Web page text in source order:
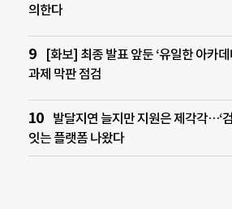
의한다
[화보] 최종 발표 앞둔 ‘유일한 아카
과제 막판 점검
발달지연 늘지만 지원은 제각각…‘
잇는 플랫폼 나왔다